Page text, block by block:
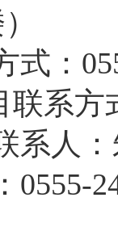
式：
联系方
系人
0555-